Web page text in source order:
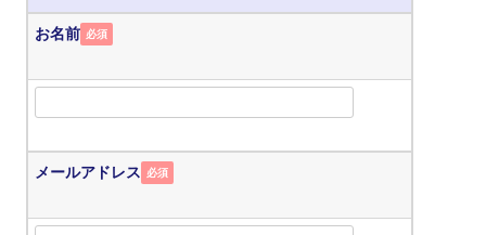
お名前 必須
メールアドレス 必須